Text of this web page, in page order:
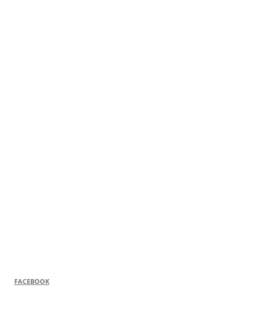
FACEBOOK